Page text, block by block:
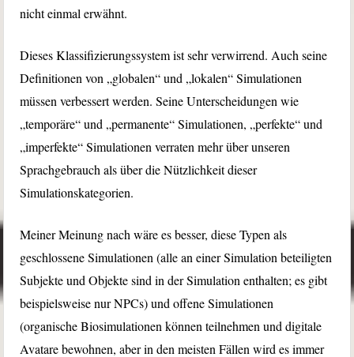
nicht einmal erwähnt.
Dieses Klassifizierungssystem ist sehr verwirrend. Auch seine
Definitionen von „globalen“ und „lokalen“ Simulationen
müssen verbessert werden. Seine Unterscheidungen wie
„temporäre“ und „permanente“ Simulationen, „perfekte“ und
„imperfekte“ Simulationen verraten mehr über unseren
Sprachgebrauch als über die Nützlichkeit dieser
Simulationskategorien.
Meiner Meinung nach wäre es besser, diese Typen als
geschlossene Simulationen (alle an einer Simulation beteiligten
Subjekte und Objekte sind in der Simulation enthalten; es gibt
beispielsweise nur NPCs) und offene Simulationen
(organische Biosimulationen können teilnehmen und digitale
Avatare bewohnen, aber in den meisten Fällen wird es immer